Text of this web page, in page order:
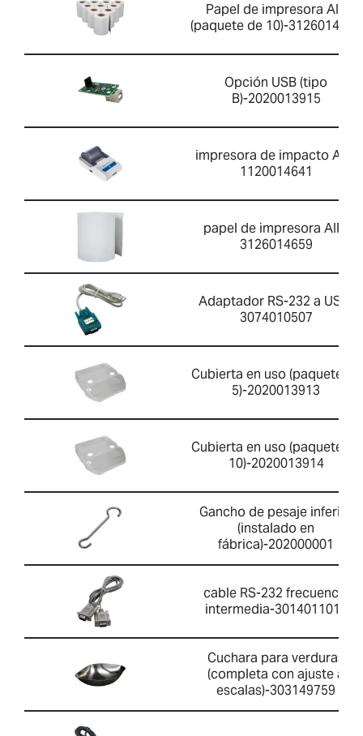
Papel de impresora AIP
(paquete de 10)-3126014660
Opción USB (tipo
B)-2020013915
impresora de impacto AIP-
1120014641
papel de impresora AIP-
3126014659
Adaptador RS-232 a USB-
3074010507
Cubierta en uso (paquete de
5)-2020013913
Cubierta en uso (paquete de
10)-2020013914
Gancho de pesaje inferior
(instalado en
fábrica)-202000001
cable RS-232 frecuencia
intermedia-3014011014
Cuchara para verduras
(completa con ajuste a
escalas)-303149759